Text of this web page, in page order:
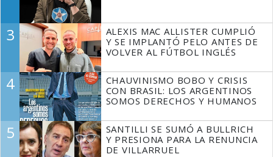
3
ALEXIS MAC ALLISTER CUMPLIÓ
Y SE IMPLANTÓ PELO ANTES DE
VOLVER AL FÚTBOL INGLÉS
4
CHAUVINISMO BOBO Y CRISIS
CON BRASIL: LOS ARGENTINOS
SOMOS DERECHOS Y HUMANOS
5
SANTILLI SE SUMÓ A BULLRICH
Y PRESIONA PARA LA RENUNCIA
DE VILLARRUEL